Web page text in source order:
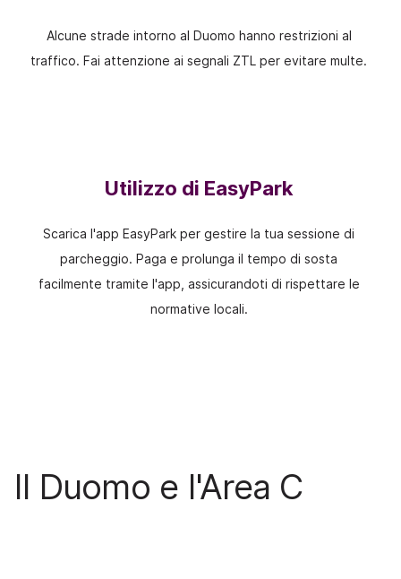
Alcune strade intorno al Duomo hanno restrizioni al
traffico. Fai attenzione ai segnali ZTL per evitare multe.
Utilizzo di EasyPark
Scarica l'app EasyPark per gestire la tua sessione di
parcheggio. Paga e prolunga il tempo di sosta
facilmente tramite l'app, assicurandoti di rispettare le
normative locali.
Il Duomo e l'Area C